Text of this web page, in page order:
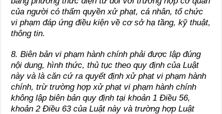
của người có thẩm quyền xử phạt, cá nhân, tổ chức
vi phạm đáp ứng điều kiện về cơ sở hạ tầng, kỹ thuật,
thông tin.
8. Biên bản vi phạm hành chính phải được lập đúng
nội dung, hình thức, thủ tục theo quy định của Luật
này và là căn cứ ra quyết định xử phạt vi phạm hành
chính, trừ trường hợp xử phạt vi phạm hành chính
không lập biên bản quy định tạikhoản 1 Điều 56,
khoản 2 Điều 63 của Luật này và trường hợp Luật